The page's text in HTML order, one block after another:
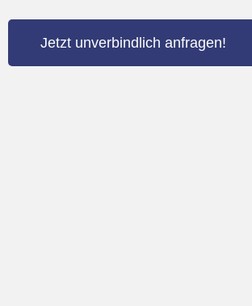
Jetzt unverbindlich anfragen!